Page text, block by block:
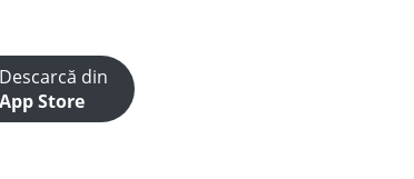
Descarcă din
App Store